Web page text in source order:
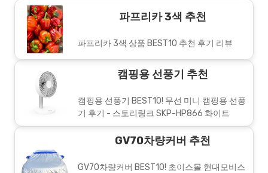
파프리카 3색 추천
파프리카 3색 상품 BEST10 추천 후기 리뷰
캠핑용 선풍기 추천
캠핑용 선풍기 BEST10! 무선 미니 캠핑용 선풍
기 후기 - 스토리링크 SKP-HP866 화이트
GV70차량커버 추천
GV70차량커버 BEST10! 초이스몰 현대모비스